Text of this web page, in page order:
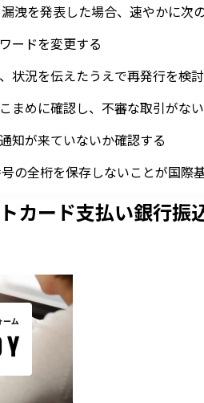
洩を発表した場合、速やかに次
ードを変更する
状況を伝えたうえで再発行を検
まめに確認し、不審な取引がな
知が来ていないか確認する
の全桁を保存しないことが国
カード支払い銀行振